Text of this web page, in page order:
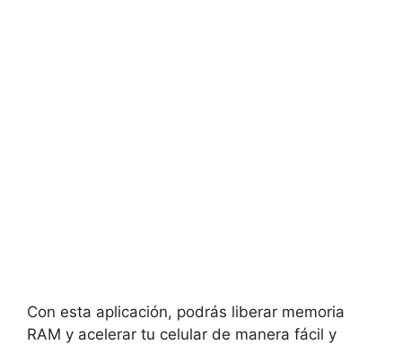
Con esta aplicación, podrás liberar memoria
RAM y acelerar tu celular de manera fácil y